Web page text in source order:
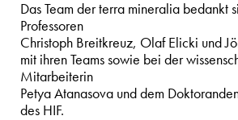
Das Team der terra mineralia bedankt
Professoren
Christoph Breitkreuz, Olaf Elicki und
mit ihren Teams sowie bei der
Mitarbeiterin
Petya Atanasova und dem
des HIF.